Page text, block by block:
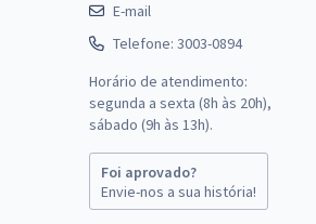
E-mail
Telefone: 3003-0894
Horário de atendimento:
segunda a sexta (8h às 20h),
sábado (9h às 13h).
Foi aprovado?
Envie-nos a sua história!